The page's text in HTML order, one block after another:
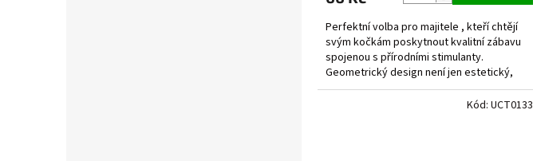
Perfektní volba pro majitele , kteří chtějí
svým kočkám poskytnout kvalitní zábavu
spojenou s přírodními stimulanty.
Geometrický design není jen estetický,
ale...
Kód: UCT0133